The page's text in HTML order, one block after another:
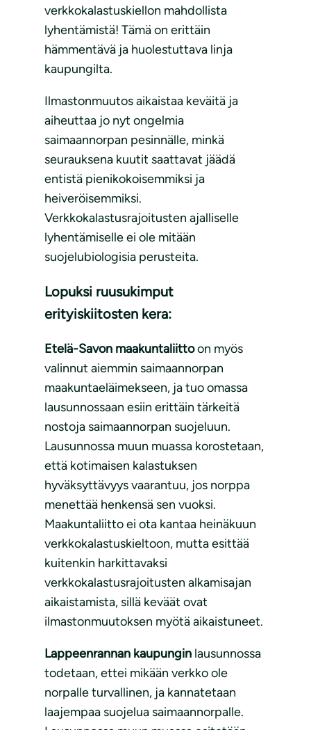
verkkokalastuskiellon mahdollista
lyhentämistä! Tämä on erittäin
hämmentävä ja huolestuttava linja
kaupungilta.
Ilmastonmuutos aikaistaa keväitä ja
aiheuttaa jo nyt ongelmia
saimaannorpan pesinnälle, minkä
seurauksena kuutit saattavat jäädä
entistä pienikokoisemmiksi ja
heiveröisemmiksi.
Verkkokalastusrajoitusten ajalliselle
lyhentämiselle ei ole mitään
suojelubiologisia perusteita.
Lopuksi ruusukimput
erityiskiitosten kera:
Etelä-Savon maakuntaliittoon myös
valinnut aiemmin saimaannorpan
maakuntaeläimekseen, ja tuo omassa
lausunnossaan esiin erittäin tärkeitä
nostoja saimaannorpan suojeluun.
Lausunnossa muun muassa korostetaan,
että kotimaisen kalastuksen
hyväksyttävyys vaarantuu, jos norppa
menettää henkensä sen vuoksi.
Maakuntaliitto ei ota kantaa heinäkuun
verkkokalastuskieltoon, mutta esittää
kuitenkin harkittavaksi
verkkokalastusrajoitusten alkamisajan
aikaistamista, sillä keväät ovat
ilmastonmuutoksen myötä aikaistuneet.
Lappeenrannan kaupungin lausunnossa
todetaan, ettei mikään verkko ole
norpalle turvallinen, ja kannatetaan
laajempaa suojelua saimaannorpalle.